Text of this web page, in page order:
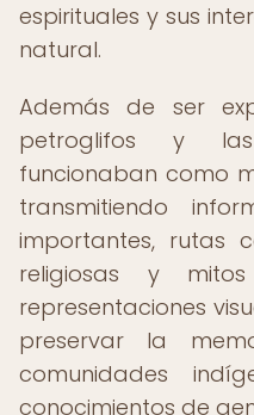
espirituales y sus
natural.
Además de ser
petroglifos y
funcionaban como
transmitiendo
importantes, rutas
religiosas y mitos
representaciones
preservar la
comunidades
conocimientos de